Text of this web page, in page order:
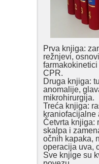
Prva knjiga:
režnjevi,
CPR.
Druga knjiga:
anomalije,
mikrohirurgija.
Treća knjiga:
kraniofacijalne
Četvrta knjiga:
skalpa i
očnih kapaka,
operacija uva,
Sve knjige su